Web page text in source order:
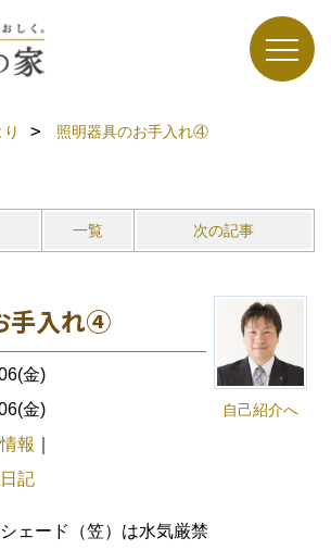
照明器具のお手入れ④
一覧 次の記事
自己紹介へ
手入れ④
金)
金)
報
記
ード（笠）は水気厳禁